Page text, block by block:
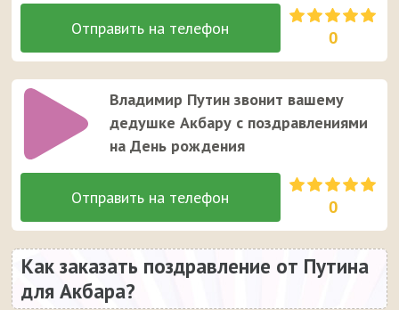
0
Владимир Путин звонит вашему
дедушке Акбару с поздравлениями
на День рождения
0
Как заказать поздравление от Путина
для Акбара?